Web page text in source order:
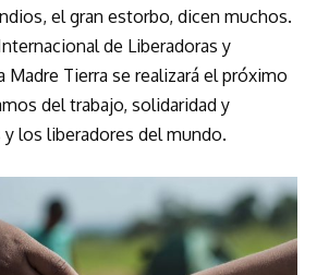
el gran estorbo, dicen muchos.
de Liberadoras y
Madre Tierra se realizará el próximo
del trabajo, solidaridad y
y los liberadores del mundo.